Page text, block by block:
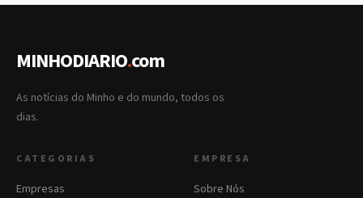
MINHODIARIO.com
As notícias do Minho e do mundo, todos os
dias.
CATEGORIAS
Empresas
EMPRESA
Sobre Nós